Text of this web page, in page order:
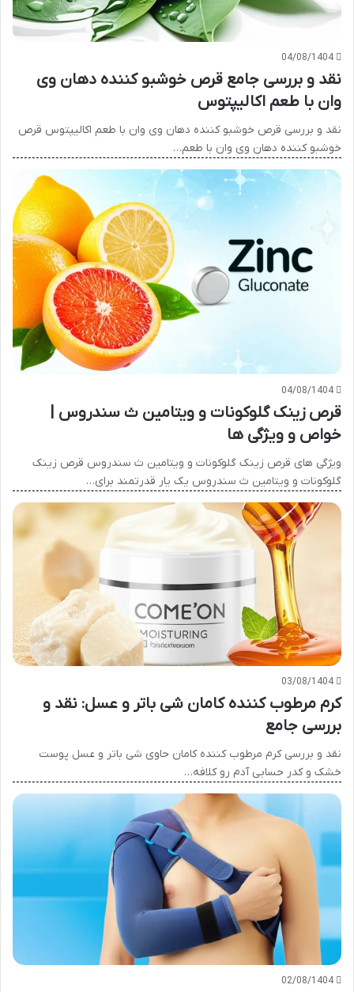
04/08/1404
نقد و بررسی جامع قرص خوشبو کننده دهان وی
وان با طعم اکالیپتوس
نقد و بررسی قرص خوشبو کننده دهان وی وان با طعم اکالیپتوس قرص
خوشبو کننده دهان وی وان با طعم…
04/08/1404
قرص زینک گلوکونات و ویتامین ث سندروس |
خواص و ویژگی ها
ویژگی های قرص زینک گلوکونات و ویتامین ث سندروس قرص زینک
گلوکونات و ویتامین ث سندروس یک یار قدرتمند برای…
03/08/1404
کرم مرطوب کننده کامان شی باتر و عسل: نقد و
بررسی جامع
نقد و بررسی کرم مرطوب کننده کامان حاوی شی باتر و عسل پوست
خشک و کدر حسابی آدم رو کلافه…
02/08/1404